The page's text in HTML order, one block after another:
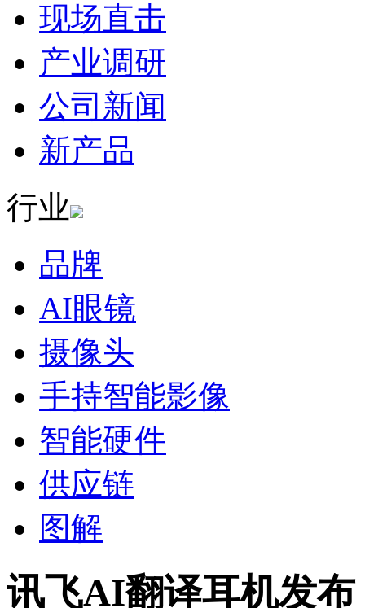
现场直击
产业调研
公司新闻
新产品
行业
品牌
AI眼镜
摄像头
手持智能影像
智能硬件
供应链
图解
讯飞AI翻译耳机发